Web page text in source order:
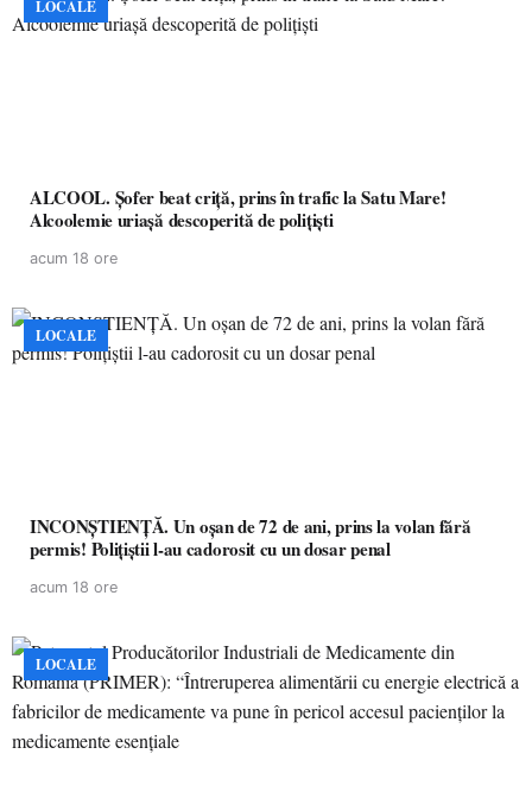
LOCALE
ALCOOL. Șofer beat criță, prins în trafic la Satu Mare!
Alcoolemie uriașă descoperită de polițiști
acum 18 ore
LOCALE
INCONȘTIENȚĂ. Un oșan de 72 de ani, prins la volan fără
permis! Polițiștii l-au cadorosit cu un dosar penal
acum 18 ore
LOCALE